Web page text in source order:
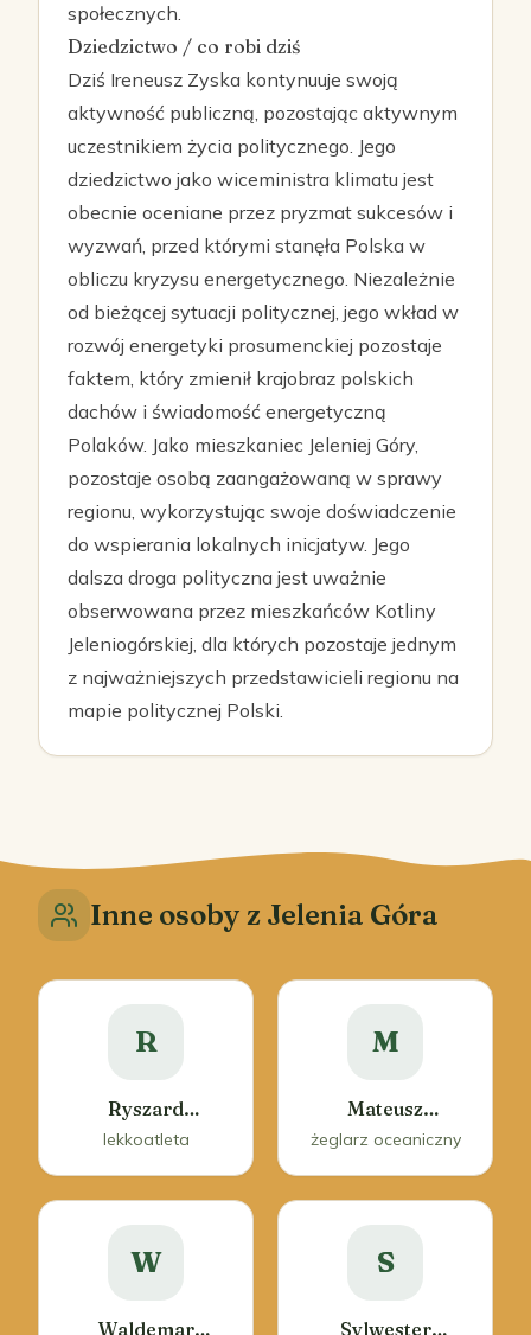
społecznych.
Dziedzictwo / co robi dziś
Dziś Ireneusz Zyska kontynuuje swoją
aktywność publiczną, pozostając aktywnym
uczestnikiem życia politycznego. Jego
dziedzictwo jako wiceministra klimatu jest
obecnie oceniane przez pryzmat sukcesów i
wyzwań, przed którymi stanęła Polska w
obliczu kryzysu energetycznego. Niezależnie
od bieżącej sytuacji politycznej, jego wkład w
rozwój energetyki prosumenckiej pozostaje
faktem, który zmienił krajobraz polskich
dachów i świadomość energetyczną
Polaków. Jako mieszkaniec Jeleniej Góry,
pozostaje osobą zaangażowaną w sprawy
regionu, wykorzystując swoje doświadczenie
do wspierania lokalnych inicjatyw. Jego
dalsza droga polityczna jest uważnie
obserwowana przez mieszkańców Kotliny
Jeleniogórskiej, dla których pozostaje jednym
z najważniejszych przedstawicieli regionu na
mapie politycznej Polski.
Inne osoby z Jelenia Góra
R
Ryszard
Kasprzak
lekkoatleta
M
Mateusz
Rudawski
żeglarz oceaniczny
W
Waldemar
S
Sylwester